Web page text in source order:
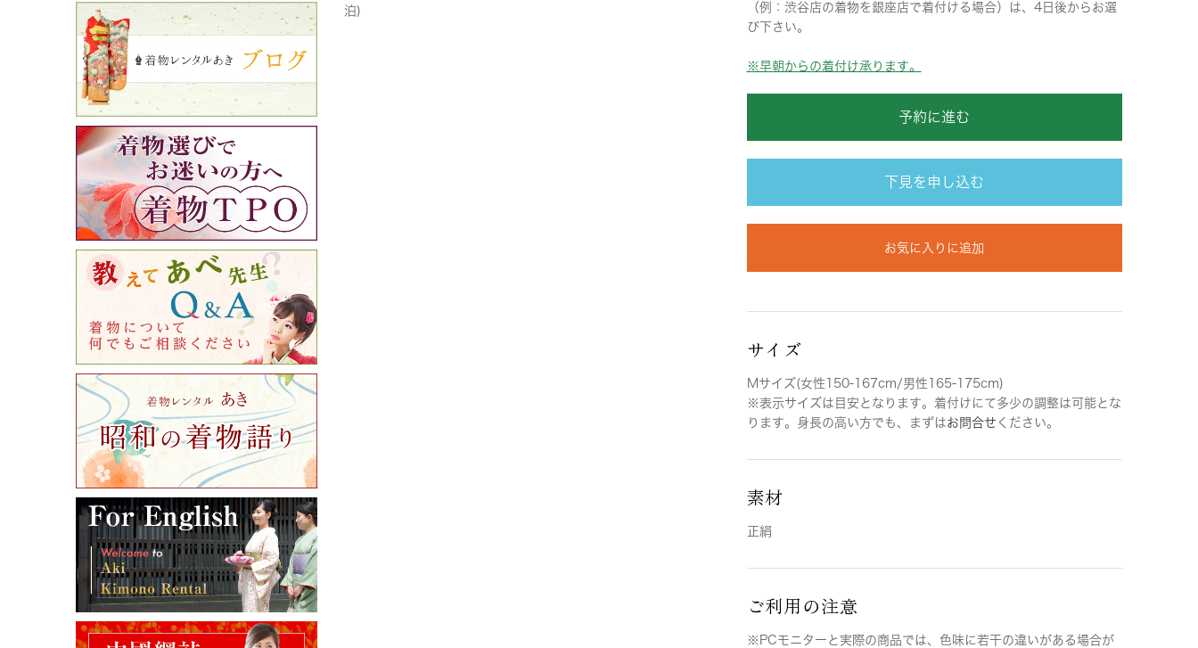
泊)
（例：渋谷店の着物を銀座店で着付ける場合）は、4日後からお選
び下さい。
※早朝からの着付け承ります。
予約に進む
下見を申し込む
お気に入りに追加
サイズ
Mサイズ(女性150-167cm/男性165-175cm)
※表示サイズは目安となります。着付けにて多少の調整は可能とな
ります。身長の高い方でも、まずはお問合せ ください。
素材
正絹
ご利用の注意
※PCモニターと実際の商品では、色味に若干の違いがある場合が